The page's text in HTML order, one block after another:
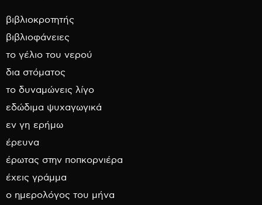
βιβλιοκροτητής
βιβλιοφάνειες
το γέλιο του νερού
δια στόματος
το δυναμώνεις λίγο
εδώδιμα ψυχαγωγικά
εν γη ερήμω
έρευνα
έρωτας στην ποπκορνιέρα
έχεις γράμμα
ο ημερολόγος του μήνα